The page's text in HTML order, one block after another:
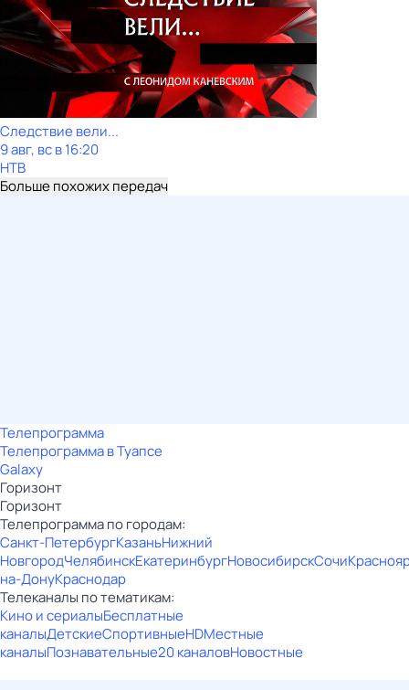
Следствие вели...
9 авг, вс в 16:20
НТВ
Больше похожих передач
Телепрограмма
Телепрограмма в Туапсе
Galaxy
Горизонт
Горизонт
Телепрограмма по городам:
Санкт-ПетербургКазаньНижний
НовгородЧелябинскЕкатеринбургНовосибирскСочи
на-ДонуКраснодар
Телеканалы по тематикам:
Кино и сериалыБесплатные
каналыДетскиеСпортивныеHDМестные
каналыПознавательные20 каналовНовостные